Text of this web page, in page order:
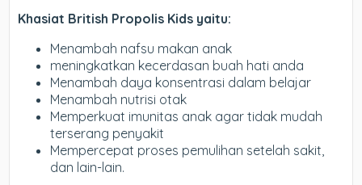
Khasiat British Propolis Kids yaitu:
Menambah nafsu makan anak
meningkatkan kecerdasan buah hati anda
Menambah daya konsentrasi dalam belajar
Menambah nutrisi otak
Memperkuat imunitas anak agar tidak mudah
terserang penyakit
Mempercepat proses pemulihan setelah sakit,
dan lain-lain.